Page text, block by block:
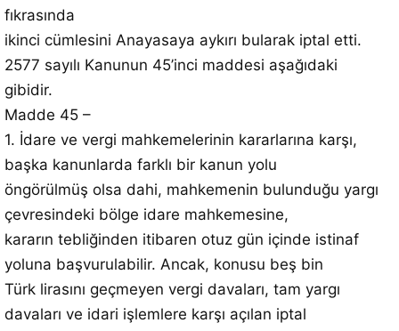
fıkrasında
ikinci cümlesini Anayasaya aykırı bularak iptal etti.
2577 sayılı Kanunun 45’inci maddesi aşağıdaki
gibidir.
Madde 45 –
1. İdare ve vergi mahkemelerinin kararlarına karşı,
başka kanunlarda farklı bir kanun yolu
öngörülmüş olsa dahi, mahkemenin bulunduğu yargı
çevresindeki bölge idare mahkemesine,
kararın tebliğinden itibaren otuz gün içinde istinaf
yoluna başvurulabilir. Ancak, konusu beş bin
Türk lirasını geçmeyen vergi davaları, tam yargı
davaları ve idari işlemlere karşı açılan iptal